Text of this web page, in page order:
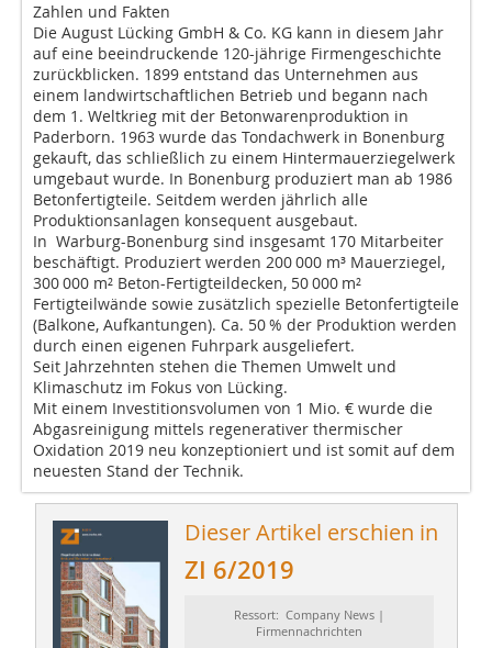
Zahlen und Fakten
Die August Lücking GmbH & Co. KG kann in diesem Jahr
auf eine beeindruckende 120-jährige Firmengeschichte
zurückblicken. 1899 entstand das Unternehmen aus
einem landwirtschaftlichen Betrieb und begann nach
dem 1. Weltkrieg mit der Betonwarenproduktion in
Paderborn. 1963 wurde das Tondachwerk in Bonenburg
gekauft, das schließlich zu einem Hintermauerziegelwerk
umgebaut wurde. In Bonenburg produziert man ab 1986
Betonfertigteile. Seitdem werden jährlich alle
Produktionsanlagen konsequent ausgebaut.
In Warburg-Bonenburg sind insgesamt 170 Mitarbeiter
beschäftigt. Produziert werden 200 000 m³ Mauerziegel,
300 000 m² Beton-Fertigteildecken, 50 000 m²
Fertigteilwände sowie zusätzlich spezielle Betonfertigteile
(Balkone, Aufkantungen). Ca. 50 % der Produktion werden
durch einen eigenen Fuhrpark ausgeliefert.
Seit Jahrzehnten stehen die Themen Umwelt und
Klimaschutz im Fokus von Lücking.
Mit einem Investitionsvolumen von 1 Mio. € wurde die
Abgasreinigung mittels regenerativer thermischer
Oxidation 2019 neu konzeptioniert und ist somit auf dem
neuesten Stand der Technik.
Dieser Artikel erschien in
ZI 6/2019
Ressort: Company News |
Firmennachrichten